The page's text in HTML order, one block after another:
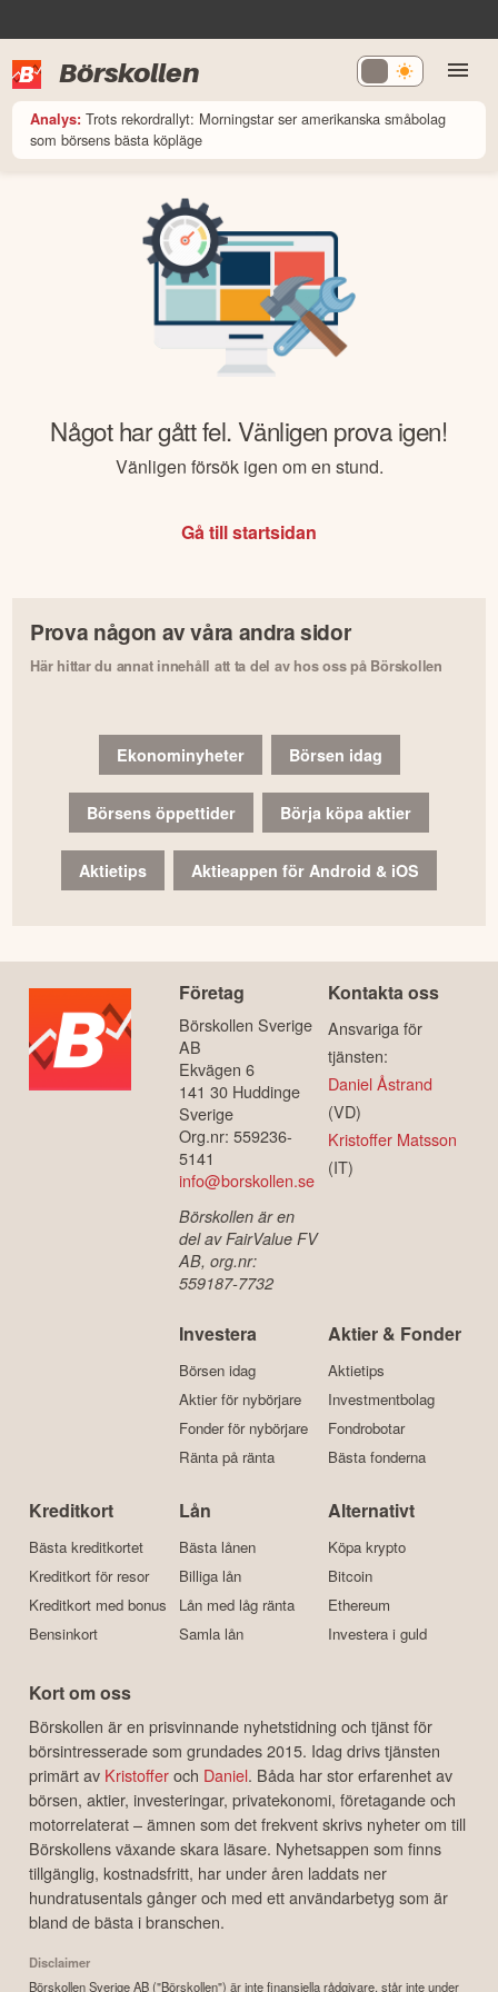
Börskollen
Analys: Trots rekordrallyt: Morningstar ser amerikanska småbolag
som börsens bästa köpläge
Något har gått fel. Vänligen prova igen!
Vänligen försök igen om en stund.
Gå till startsidan
Prova någon av våra andra sidor
Här hittar du annat innehåll att ta del av hos oss på Börskollen
Ekonominyheter Börsen idag
Börsens öppettider Börja köpa aktier
Aktietips Aktieappen för Android & iOS
Företag
Börskollen Sverige
AB
Ekvägen 6
141 30 Huddinge
Sverige
Org.nr: 559236-
5141
info@borskollen.se
Börskollen är en
del av FairValue FV
AB, org.nr:
559187-7732
Kontakta oss
Ansvariga för
tjänsten:
Daniel Åstrand
(VD)
Kristoffer Matsson
(IT)
Investera
Börsen idag
Aktier för nybörjare
Fonder för nybörjare
Ränta på ränta
Aktier & Fonder
Aktietips
Investmentbolag
Fondrobotar
Bästa fonderna
Kreditkort
Bästa kreditkortet
Kreditkort för resor
Kreditkort med bonus
Bensinkort
Lån
Bästa lånen
Billiga lån
Lån med låg ränta
Samla lån
Alternativt
Köpa krypto
Bitcoin
Ethereum
Investera i guld
Kort om oss
Börskollen är en prisvinnande nyhetstidning och tjänst för
börsintresserade som grundades 2015. Idag drivs tjänsten
primärt av Kristofferoch Daniel. Båda har stor erfarenhet av
börsen, aktier, investeringar, privatekonomi, företagande och
motorrelaterat – ämnen som det frekvent skrivs nyheter om till
Börskollens växande skara läsare. Nyhetsappen som finns
tillgänglig, kostnadsfritt, har under åren laddats ner
hundratusentals gånger och med ett användarbetyg som är
bland de bästa i branschen.
Disclaimer
Börskollen Sverige AB ("Börskollen") är inte finansiella rådgivare, står inte under